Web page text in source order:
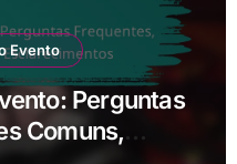
Evento
Perguntas
Comuns,